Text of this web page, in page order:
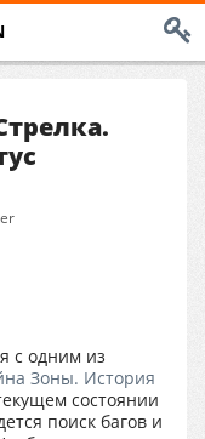
с одним из
Зоны. История
состоянии
поиск багов и